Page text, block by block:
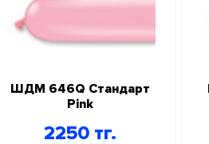
ШДМ 646Q Стандарт
Pink
2250 тг.